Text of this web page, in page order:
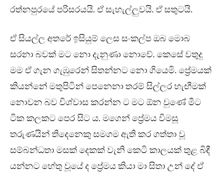
රත්නපුරයේ පරිසරයයි. ඒ සැහැල්ලුවයි. ඒ සතුටයි.
ඒ සියල්ල අතරේ ඉසියුම් ලෙස සංකල්ප ඔබ මොබ
සරනා බවක් මට නො දැනුණා නොවේ. කෙසේ වතුදු
මම ඒ ගැන ගැඹුරෙන් සිතන්නට නො ගියෙමි. ප්‍රේමයක්
කියන්නේ මතුපිටින් පෙනෙනා තරම් සිල්ලර හැඟීමක්
නොවන බව විශ්වාස කරන්න ට මට ඕන වුණේ මීට
ටික කලකට පෙර සිට ය. මගෙන් ප්‍රේමය විමසූ
තරුණයින් තිදෙනෙකු සමගම ඇති කර ගත්තා වූ
සම්බන්ධතා මසක් දෙකක් වැනි කෙටි කාලයක් තුළ බිඳී
යන්නට හේතු වූයේ ද ප්‍රේමය කියා මා සිතා උන් දේ ඒ